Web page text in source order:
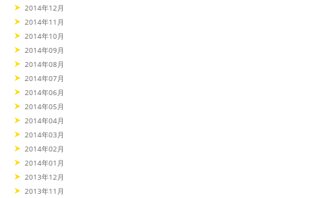
2014年12月
2014年11月
2014年10月
2014年09月
2014年08月
2014年07月
2014年06月
2014年05月
2014年04月
2014年03月
2014年02月
2014年01月
2013年12月
2013年11月